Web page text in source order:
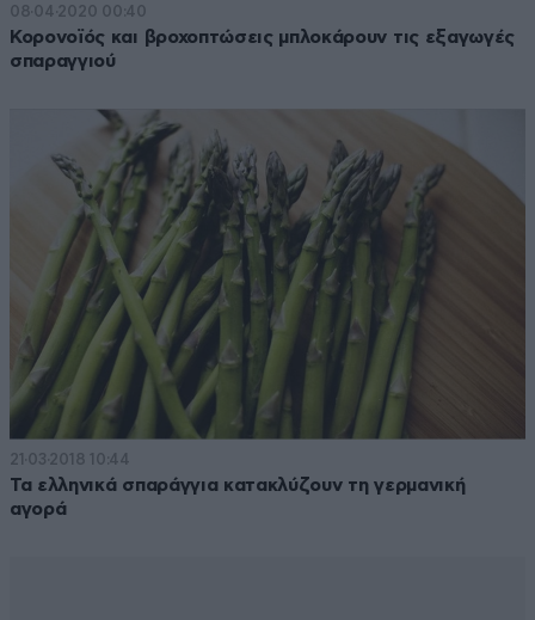
08·04·2020 00:40
Κορονοϊός και βροχοπτώσεις μπλοκάρουν τις εξαγωγές
σπαραγγιού
21·03·2018 10:44
Τα ελληνικά σπαράγγια κατακλύζουν τη γερμανική
αγορά